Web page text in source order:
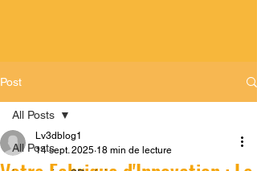
Post
All Posts
All Posts
Lv3dblog1
14 sept. 2025 18 min de lecture